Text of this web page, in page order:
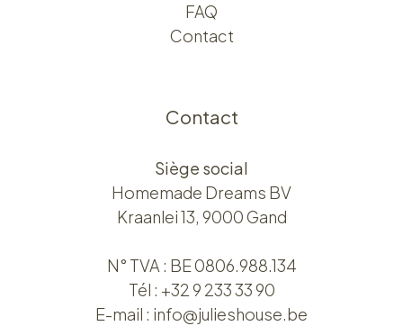
FAQ
Contact
Contact
Siège social
Homemade Dreams BV
Kraanlei 13, 9000 Gand
N° TVA : BE 0806.988.134
Tél : +32 9 233 33 90
E-mail : info@julieshouse.be